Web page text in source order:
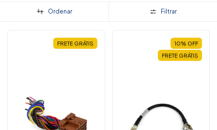
Ordenar Filtrar
FRETE GRÁTIS 10% OFF
FRETE GRÁTIS